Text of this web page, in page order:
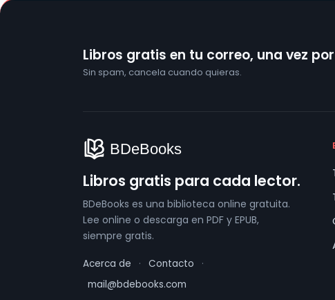
Libros gratis en tu correo, una vez
Sin spam, cancela cuando quieras.
Libros gratis para cada lector.
BDeBooks es una biblioteca online gratuita.
Lee online o descarga en PDF y EPUB,
siempre gratis.
Acerca de · Contacto
·
mail@bdebooks.com